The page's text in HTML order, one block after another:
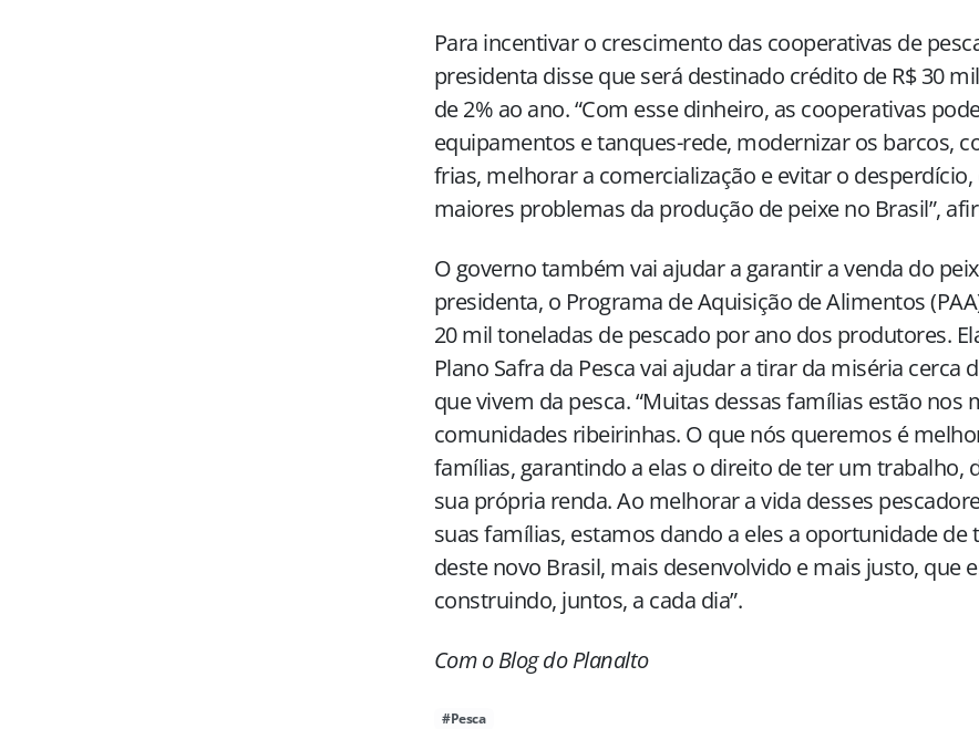
Para incentivar o crescimento das cooperativas de
presidenta disse que será destinado crédito de R$ 30
de 2% ao ano. “Com esse dinheiro, as cooperativas
equipamentos e tanques-rede, modernizar os barcos,
frias, melhorar a comercialização e evitar o
maiores problemas da produção de peixe no Brasil”,
O governo também vai ajudar a garantir a venda do
presidenta, o Programa de Aquisição de Alimentos
20 mil toneladas de pescado por ano dos produtores.
Plano Safra da Pesca vai ajudar a tirar da miséria cerca
que vivem da pesca. “Muitas dessas famílias estão nos
comunidades ribeirinhas. O que nós queremos é
famílias, garantindo a elas o direito de ter um trabalho,
sua própria renda. Ao melhorar a vida desses
suas famílias, estamos dando a eles a oportunidade
deste novo Brasil, mais desenvolvido e mais justo, que
construindo, juntos, a cada dia”.
Com o Blog do Planalto
#Pesca